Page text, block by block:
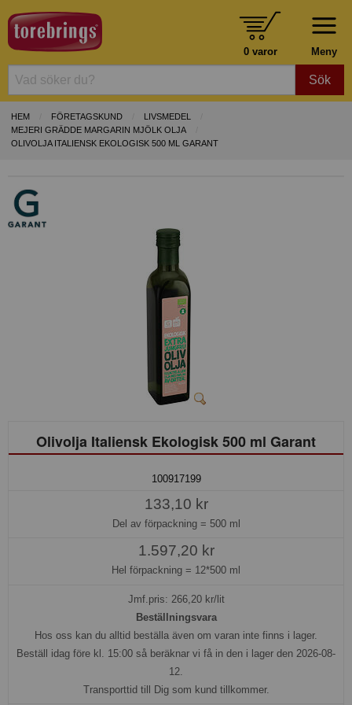
Meny
0 varor
Sök
HEM FÖRETAGSKUND
LIVSMEDEL
MEJERI GRÄDDE MARGARIN MJÖLK OLJA
OLIVOLJA ITALIENSK EKOLOGISK 500 ML GARANT
Olivolja Italiensk Ekologisk 500 ml Garant
100917199
133,10 kr
Del av förpackning = 500 ml
1.597,20 kr
Hel förpackning = 12*500 ml
Jmf.pris: 266,20kr/lit
Beställningsvara
Hos oss kan du alltid beställa även om varan inte finns i lager.
Beställ idag före kl. 15:00 så beräknar vi få in den i lager den 2026-08-
12.
Transporttid till Dig som kund tillkommer.